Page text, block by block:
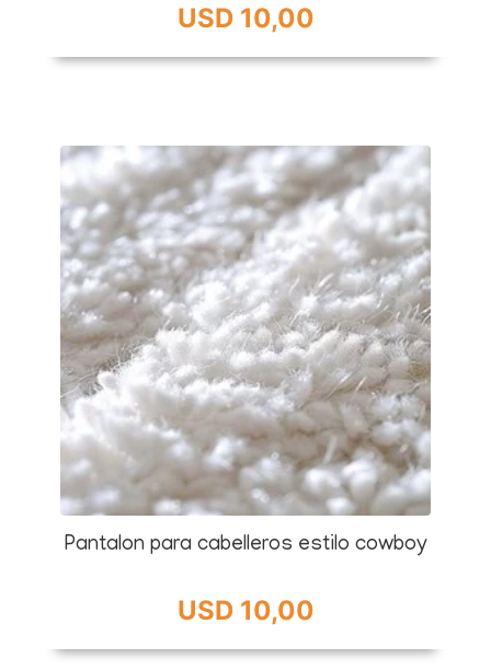
USD 10,00
Pantalon para cabelleros estilo cowboy
USD 10,00